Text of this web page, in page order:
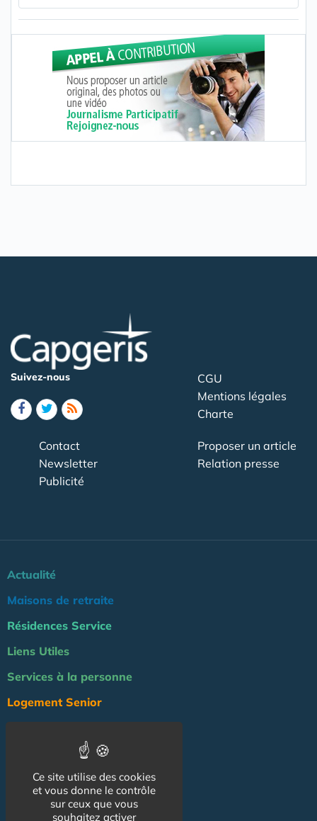
Suivez-nous
CGU
Mentions légales
Charte
Contact
Newsletter
Publicité
Proposer un article
Relation presse
Actualité
Maisons de retraite
Résidences Service
Liens Utiles
Services à la personne
Logement Senior
Emploi & formation
Professionnels
NOS AUTRES SITES :
Ce site utilise des cookies
et vous donne le contrôle
sur ceux que vous
souhaitez activer